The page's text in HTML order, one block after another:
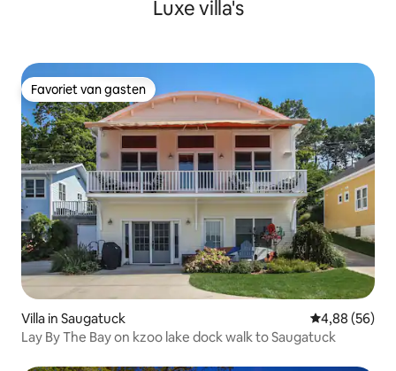
Luxe villa's
Favoriet van gasten
Favoriet van gasten
Villa in Saugatuck Gemiddelde
4,88 (56)
Lay By The Bay on kzoo lake dock walk to Saugatuck